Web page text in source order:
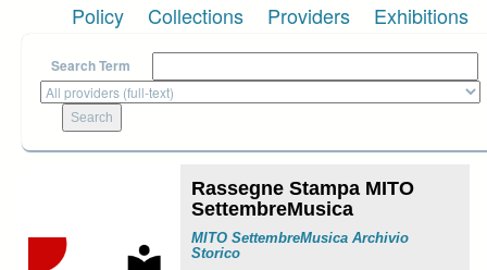
Policy Collections Providers Exhibitions
Search Term
Rassegne Stampa MITO
SettembreMusica
MITO SettembreMusica Archivio
Storico